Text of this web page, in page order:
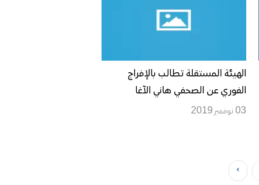
الهيئة المستقلة تطالب بالإفراج
الفوري عن الصحفي هاني الآغا
03 نوفمبر 2019
›